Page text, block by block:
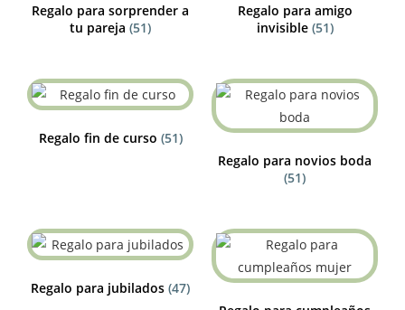
Regalo para sorprender a
tu pareja (51)
Regalo para amigo
invisible (51)
Regalo fin de curso (51)
Regalo para novios boda
(51)
Regalo para jubilados (47)